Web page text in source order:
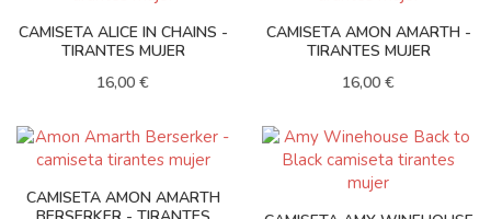
CAMISETA ALICE IN CHAINS -
TIRANTES MUJER
16,00 €
CAMISETA AMON AMARTH -
TIRANTES MUJER
16,00 €
CAMISETA AMON AMARTH